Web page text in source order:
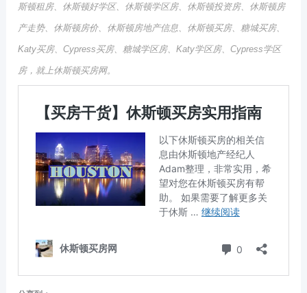
斯顿租房、休斯顿好学区、休斯顿学区房、休斯顿投资房、休斯顿房
产走势、休斯顿房价、休斯顿房地产信息、休斯顿买房、糖城买房、
Katy买房、Cypress买房、糖城学区房、Katy学区房、Cypress学区
房，就上休斯顿买房网。